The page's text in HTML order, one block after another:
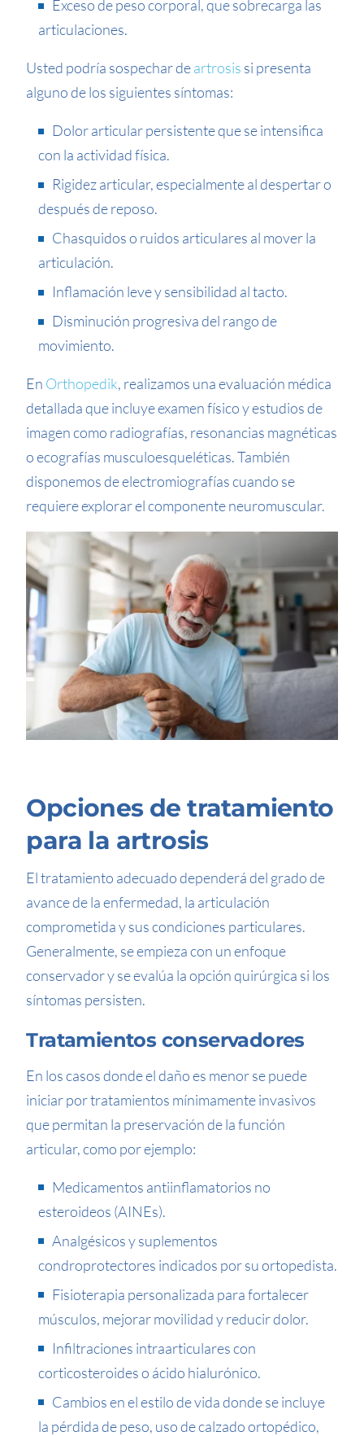
Exceso de peso corporal, que sobrecarga las
articulaciones.
Usted podría sospechar deartrosis si presenta
alguno de los siguientes síntomas:
Dolor articular persistente que se intensifica
con la actividad física.
Rigidez articular, especialmente al despertar o
después de reposo.
Chasquidos o ruidos articulares al mover la
articulación.
Inflamación leve y sensibilidad al tacto.
Disminución progresiva del rango de
movimiento.
En Orthopedik, realizamos una evaluación médica
detallada que incluye examen físico y estudios de
imagen como radiografías, resonancias magnéticas
o ecografías musculoesqueléticas. También
disponemos de electromiografías cuando se
requiere explorar el componente neuromuscular.
Opciones de tratamiento
para la artrosis
El tratamiento adecuado dependerá del grado de
avance de la enfermedad, la articulación
comprometida y sus condiciones particulares.
Generalmente, se empieza con un enfoque
conservador y se evalúa la opción quirúrgica si los
síntomas persisten.
Tratamientos conservadores
En los casos donde el daño es menor se puede
iniciar por tratamientos mínimamente invasivos
que permitan la preservación de la función
articular, como por ejemplo:
Medicamentos antiinflamatorios no
esteroideos (AINEs).
Analgésicos y suplementos
condroprotectores indicados por su ortopedista.
Fisioterapia personalizada para fortalecer
músculos, mejorar movilidad y reducir dolor.
Infiltraciones intraarticulares con
corticosteroides o ácido hialurónico.
Cambios en el estilo de vida donde se incluye
la pérdida de peso, uso de calzado ortopédico,